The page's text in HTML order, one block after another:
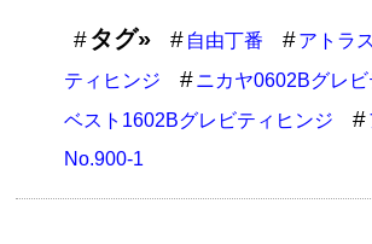
タグ» 自由丁番
アトラ
ティヒンジ
ニカヤ0602Bグレ
ベスト1602Bグレビティヒンジ
No.900-1